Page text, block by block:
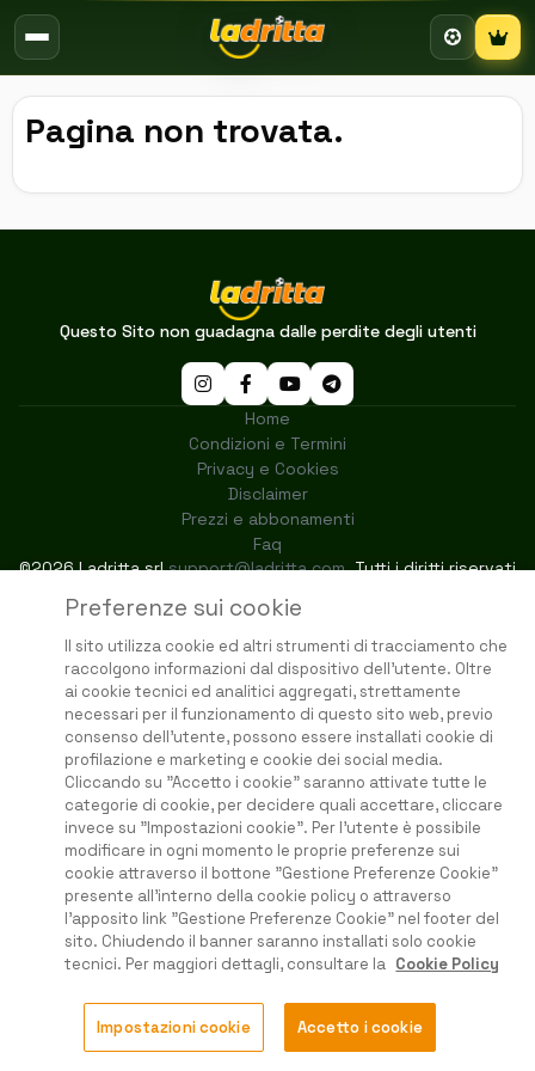
Preferenze sui cookie
Il sito utilizza cookie ed altri strumenti di tracciamento che
raccolgono informazioni dal dispositivo dell'utente. Oltre
ai cookie tecnici ed analitici aggregati, strettamente
necessari per il funzionamento di questo sito web, previo
consenso dell'utente, possono essere installati cookie di
profilazione e marketing e cookie dei social media.
Cliccando su "Accetto i cookie" saranno attivate tutte le
categorie di cookie, per decidere quali accettare, cliccare
invece su "Impostazioni cookie". Per l'utente è possibile
modificare in ogni momento le proprie preferenze sui
cookie attraverso il bottone "Gestione Preferenze Cookie"
presente all'interno della cookie policy o attraverso
l'apposito link "Gestione Preferenze Cookie" nel footer del
sito. Chiudendo il banner saranno installati solo cookie
tecnici. Per maggiori dettagli, consultare la Cookie Policy
Impostazioni cookie Accetto i cookie
Pagina non trovata.
Questo Sito non guadagna dalle perdite degli utenti
Home
Condizioni e Termini
Privacy e Cookies
Disclaimer
Prezzi e abbonamenti
Faq
©2026 Ladritta srlsupport@ladritta.com. Tutti i diritti riservati